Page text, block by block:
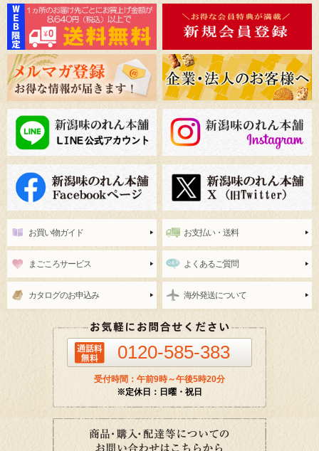
お買い物ガイド お支払い・送料
まごころサービス よくあるご質問
カタログのお申込み 海外発送について
0120-585-383
受付時間：午前9時～午後5時20分
※定休日：日曜・祝日